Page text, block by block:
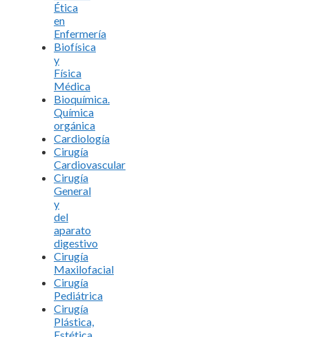
Ética
en
Enfermería
Biofísica
y
Física
Médica
Bioquímica.
Química
orgánica
Cardiología
Cirugía
Cardiovascular
Cirugía
General
y
del
aparato
digestivo
Cirugía
Maxilofacial
Cirugía
Pediátrica
Cirugía
Plástica,
Estética